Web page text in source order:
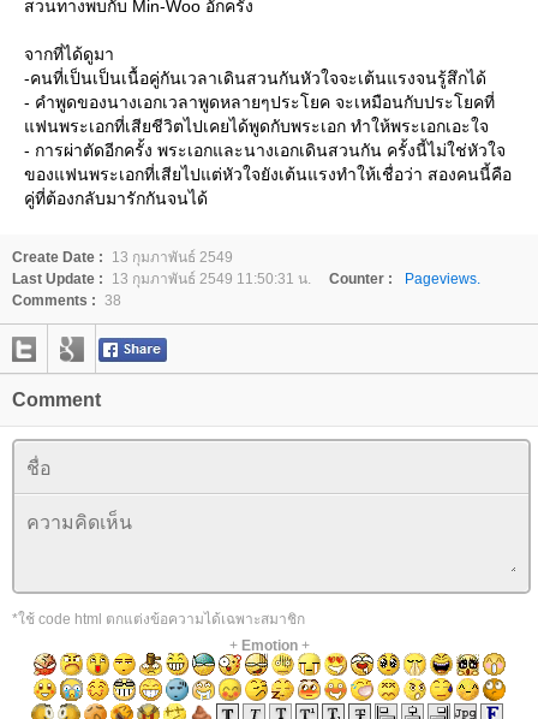
สวนทางพบกับ Min-Woo อักครั้ง
จากที่ได้ดูมา
-คนที่เป็นเป็นเนื้อคู่กันเวลาเดินสวนกันหัวใจจะเต้นแรงจนรู้สึกได้
- คำพูดของนางเอกเวลาพูดหลายๆประโยค จะเหมือนกับประโยคที่
แฟนพระเอกที่เสียชีวิตไปเคยได้พูดกับพระเอก ทำให้พระเอกเอะใจ
- การผ่าตัดอีกครั้ง พระเอกและนางเอกเดินสวนกัน ครั้งนี้ไม่ใช่หัวใจ
ของแฟนพระเอกที่เสียไปแต่หัวใจยังเต้นแรงทำให้เชื่อว่า สองคนนี้คือ
คู่ที่ต้องกลับมารักกันจนได้
Create Date :
13 กุมภาพันธ์ 2549
Last Update :
13 กุมภาพันธ์ 2549 11:50:31 น. Counter :
Pageviews.
Comments : 38
Comment
*ใช้ code html ตกแต่งข้อความได้เฉพาะสมาชิก
+ Emotion+